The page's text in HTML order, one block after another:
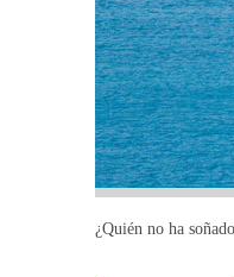
¿Quién no ha